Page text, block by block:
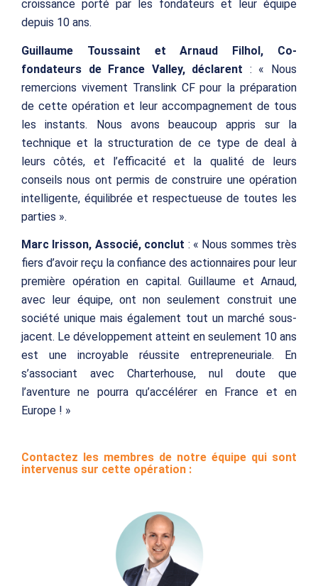
croissance porté par les fondateurs et leur équipe
depuis 10 ans.
Guillaume Toussaint et Arnaud Filhol, Co-
fondateurs de France Valley, déclarent : « Nous
remercions vivement Translink CF pour la préparation
de cette opération et leur accompagnement de tous
les instants. Nous avons beaucoup appris sur la
technique et la structuration de ce type de deal à
leurs côtés, et l’efficacité et la qualité de leurs
conseils nous ont permis de construire une opération
intelligente, équilibrée et respectueuse de toutes les
parties ».
Marc Irisson, Associé, conclut : « Nous sommes très
fiers d’avoir reçu la confiance des actionnaires pour leur
première opération en capital. Guillaume et Arnaud,
avec leur équipe, ont non seulement construit une
société unique mais également tout un marché sous-
jacent. Le développement atteint en seulement 10 ans
est une incroyable réussite entrepreneuriale. En
s’associant avec Charterhouse, nul doute que
l’aventure ne pourra qu’accélérer en France et en
Europe ! »
Contactez les membres de notre équipe qui sont
intervenus sur cette opération :